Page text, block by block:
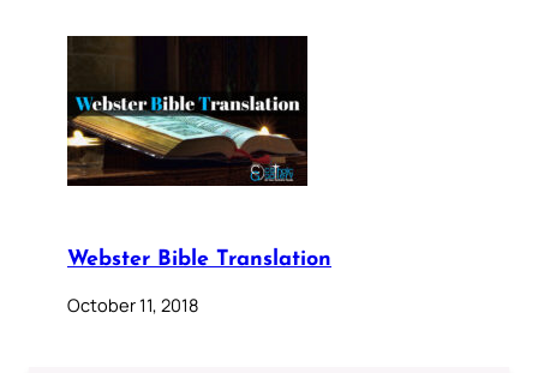
Webster Bible Translation
October 11, 2018